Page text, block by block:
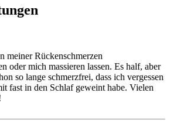
meiner Rückenschmerzen
oder mich massieren lassen. Es half, aber
so lange schmerzfrei, dass ich vergessen
fast in den Schlaf geweint habe. Vielen